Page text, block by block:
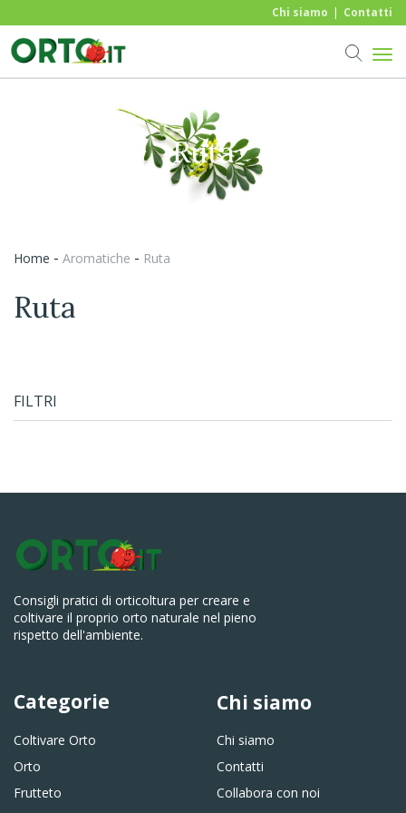
Chi siamo Contatti
ruta
Home - aromatiche - ruta
ruta
FILTRI
Consigli pratici di orticoltura per creare e
coltivare il proprio orto naturale nel pieno
rispetto dell'ambiente.
Categorie
Coltivare Orto
Orto
Frutteto
Chi siamo
Chi siamo
Contatti
Collabora con noi